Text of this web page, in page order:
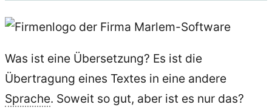
Was ist eine Übersetzung? Es ist die
Übertragung eines Textes in eine andere
Sprache. Soweit so gut, aber ist es nur das?